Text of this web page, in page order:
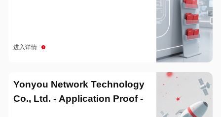
进入详情
Yonyou Network Technology
Co., Ltd. - Application Proof -